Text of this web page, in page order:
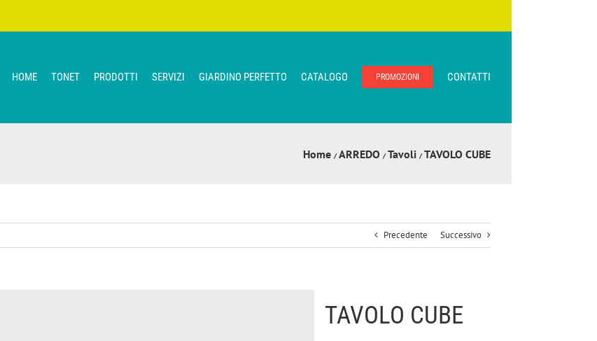
HOME TONET PRODOTTI SERVIZI GIARDINO PERFETTO CATALOGO PROMOZIONI CONTATTI
Home ARREDO Tavoli TAVOLO CUBE
Precedente Successivo
TAVOLO CUBE